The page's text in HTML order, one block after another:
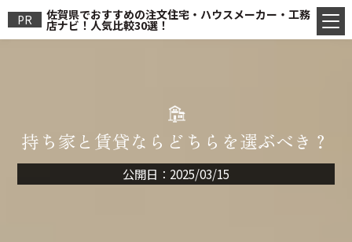
PR 佐賀県でおすすめの注文住宅・ハウスメーカー・工務
店ナビ！人気比較30選！
持ち家と賃貸ならどちらを選ぶべき？
公開日：2025/03/15